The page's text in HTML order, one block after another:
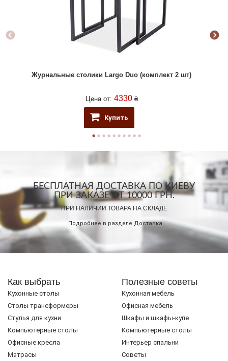
Журнальные столики Largo Duo (комплект 2 шт)
Цена от: 4330 ₴
Купить
БЕСПЛАТНАЯ ДОСТАВКА ПО КИЕВУ
ПРИ ЗАКАЗЕ ОТ 10000 ГРН.
ПРИ НАЛИЧИИ ТОВАРА НА СКЛАДЕ
Подробнее в разделе Доставка
Как выбрать
Кухонные столы
Cтолы трансформеры
Стулья для кухни
Компьютерные столы
Офисные кресла
Матрасы
Полезные советы
Кухонная мебель
Офисная мебель
Шкафы и шкафы-купе
Компьютерные столы
Интерьер спальни
Советы